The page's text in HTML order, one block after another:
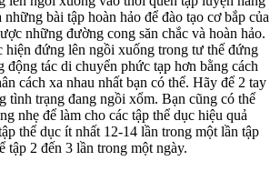
bài tập hoàn hảo để đào tạo cơ bắp của
những đường cong săn chắc và hoàn hảo.
hiện đứng lên ngồi xuống trong tư thế đứng
động tác di chuyển phức tạp hơn bằng cách
cách xa nhau nhất bạn có thể. Hãy để 2 tay
tình trạng đang ngồi xổm. Bạn cũng có thể
nhẹ để làm cho các tập thể dục hiệu quả
thể dục ít nhất 12-14 lần trong một lần tập
tập 2 đến 3 lần trong một ngày.